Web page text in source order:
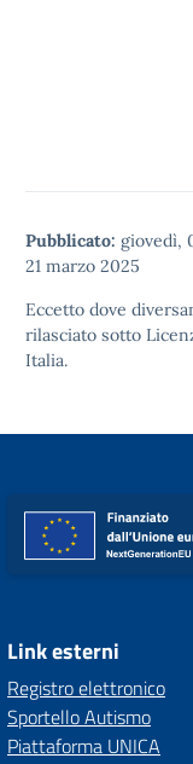
Pubblicato: giovedì,
21 marzo 2025
Eccetto dove
rilasciato sotto
Italia.
Link esterni
Registro elettronico
Sportello Autismo
Piattaforma UNICA